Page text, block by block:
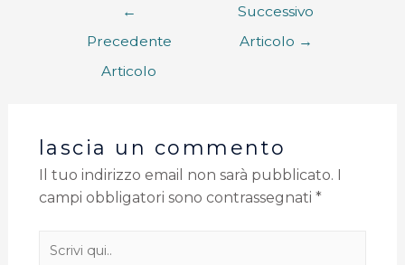
←
Precedente
Articolo
Successivo
Articolo →
lascia un commento
Il tuo indirizzo email non sarà pubblicato.
campi obbligatori sono contrassegnati *